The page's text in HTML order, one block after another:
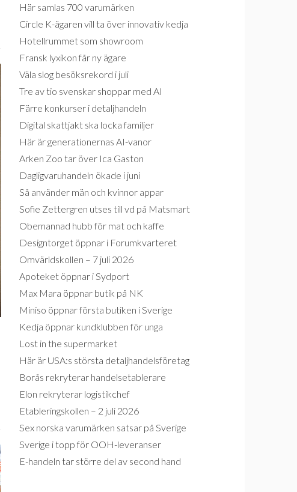
Här samlas 700 varumärken
Circle K-ägaren vill ta över innovativ kedja
Hotellrummet som showroom
Fransk lyxikon får ny ägare
Väla slog besöksrekord i juli
Tre av tio svenskar shoppar med AI
Färre konkurser i detaljhandeln
Digital skattjakt ska locka familjer
Här är generationernas AI-vanor
Arken Zoo tar över Ica Gaston
Dagligvaruhandeln ökade i juni
Så använder män och kvinnor appar
Sofie Zettergren utses till vd på Matsmart
Obemannad hubb för mat och kaffe
Designtorget öppnar i Forumkvarteret
Omvärldskollen – 7 juli 2026
Apoteket öppnar i Sydport
Max Mara öppnar butik på NK
Miniso öppnar första butiken i Sverige
Kedja öppnar kundklubben för unga
Lost in the supermarket
Här är USA:s största detaljhandelsföretag
Borås rekryterar handelsetablerare
Elon rekryterar logistikchef
Etableringskollen – 2 juli 2026
Sex norska varumärken satsar på Sverige
Sverige i topp för OOH-leveranser
E-handeln tar större del av second hand